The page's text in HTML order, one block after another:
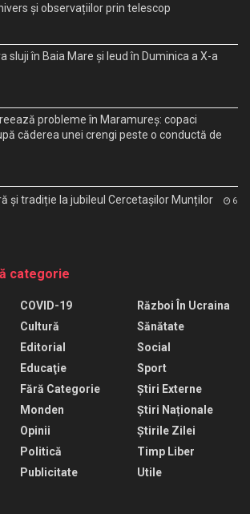
și observațiilor prin telescop
sluji în Baia Mare și Ieud în Duminica a X-a
probleme în Maramureș: copaci
căderea unei crengi peste o conductă de
și tradiție la jubileul Cercetașilor Munților 6
categorie
COVID-19
Cultură
Editorial
Educaţie
Fără Categorie
Monden
Opinii
Politică
Publicitate
Război În Ucraina
Sănătate
Social
Sport
Știri Externe
Știri Naționale
Știrile Zilei
Timp Liber
Utile